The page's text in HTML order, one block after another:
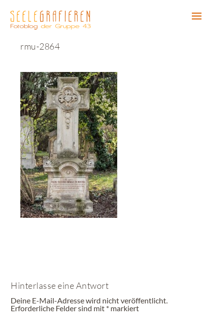
rmu-2864
Hinterlasse eine Antwort
Deine E-Mail-Adresse wird nicht veröffentlicht.
Erforderliche Felder sind mit * markiert